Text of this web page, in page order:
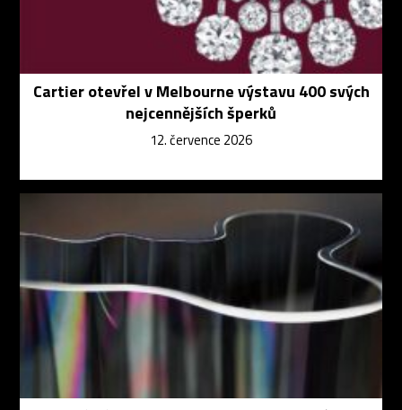
Cartier otevřel v Melbourne výstavu 400 svých
nejcennějších šperků
12. července 2026